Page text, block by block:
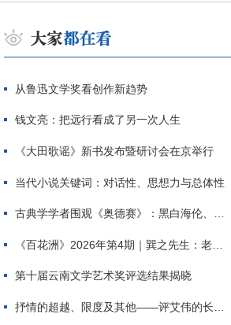
从鲁迅文学奖看创作新趋势
钱文亮：把远行看成了另一次人生
《大田歌谣》新书发布暨研讨会在京举行
当代小说关键词：对话性、思想力与总体性
古典学学者围观《奥德赛》：黑白海伦、佩涅罗佩的别针与神秘入侵者
《百花洲》2026年第4期｜巽之先生：老兵朱向前侧记三题
第十届云南文学艺术奖评选结果揭晓
抒情的超越、限度及其他——评艾伟的长篇小说《春歌》